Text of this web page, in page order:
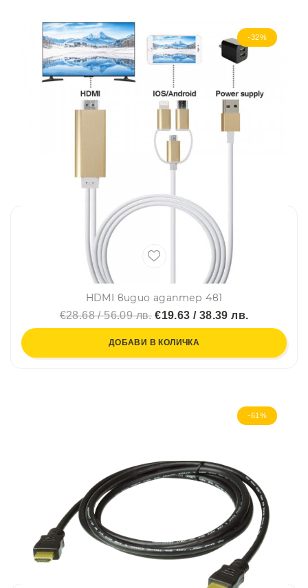
-32%
HDMI видио адаптер 4в1
€28.68 / 56.09 лв.€19.63 / 38.39 лв.
ДОБАВИ В КОЛИЧКА
-61%